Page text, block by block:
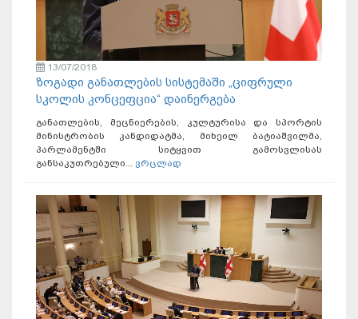
13/07/2018
ზოგადი განათლების სისტემაში „ციფრული
სკოლის კონცეფცია“ დაინერგება
განათლების, მეცნიერების, კულტურისა და სპორტის
მინისტრობის კანდიდატმა, მიხეილ ბატიაშვილმა,
პარლამენტში სიტყვით გამოსვლისას
განსაკუთრებული... ვრცლად